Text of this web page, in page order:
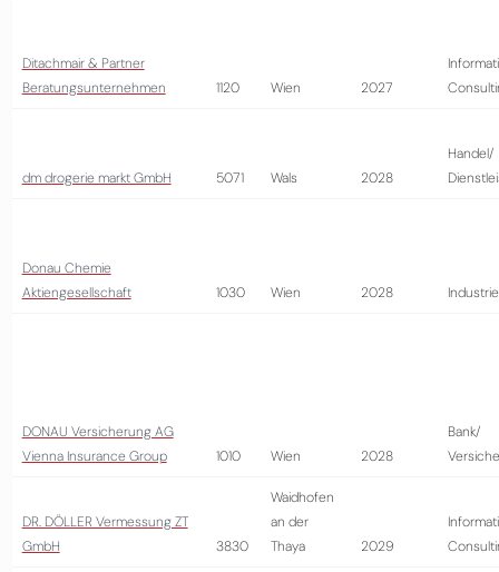
Ditachmair & Partner
Beratungsunternehmen
1120 Wien 2027
dm drogerie markt GmbH 5071 Wals 2028
Handel/
Donau Chemie
Aktiengesellschaft
1030 Wien 2028 Industrie
DONAU Versicherung AG
Vienna Insurance Group
1010 Wien 2028
Bank/
DR. DÖLLER Vermessung ZT
GmbH
3830
Waidhofen
an der
Thaya
2029